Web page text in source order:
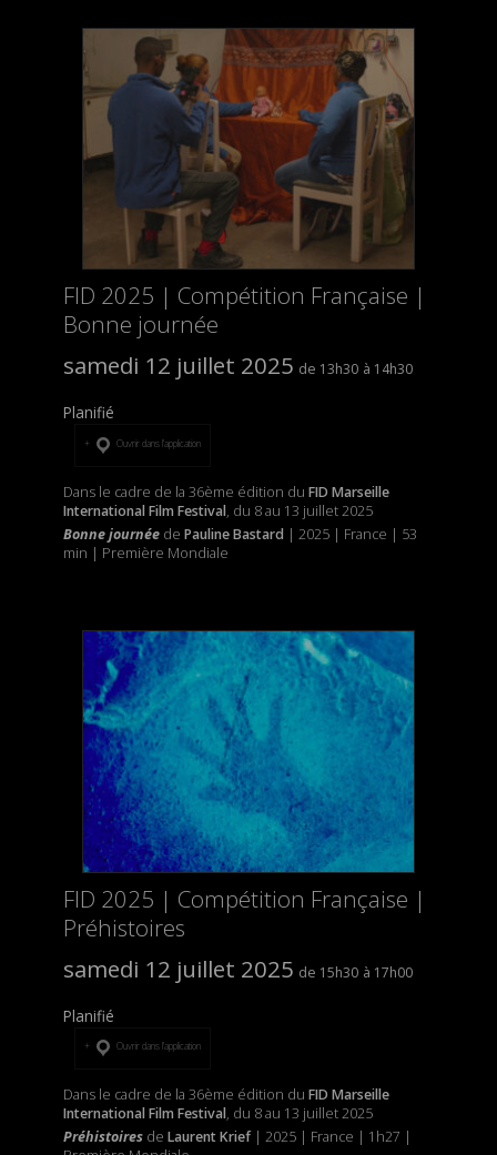
FID 2025 | Compétition Française |
Bonne journée
samedi 12 juillet 2025
13h30 14h30
Planifié
Ouvrir dans l’application
Dans le cadre de la 36ème édition du FID Marseille
International Film Festival, du 8 au 13 juillet 2025
Bonne journéede Pauline Bastard | 2025 | France | 53
min | Première Mondiale
FID 2025 | Compétition Française |
Préhistoires
samedi 12 juillet 2025
15h30 17h00
Planifié
Ouvrir dans l’application
Dans le cadre de la 36ème édition du FID Marseille
International Film Festival, du 8 au 13 juillet 2025
Préhistoiresde Laurent Krief| 2025 | France | 1h27 |